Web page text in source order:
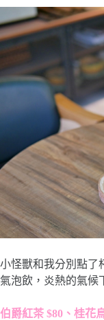
小怪獸和我分別點了
氣泡飲，炎熱的氣候
伯爵紅茶 $80、桂花